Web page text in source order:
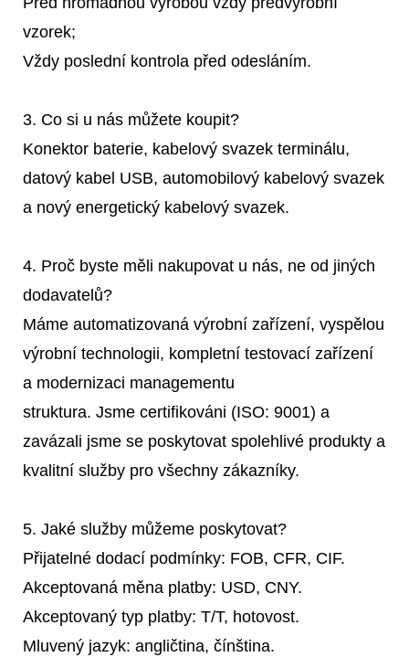
vzorek;
Vždy poslední kontrola před odesláním.
3. Co si u nás můžete koupit?
Konektor baterie, kabelový svazek terminálu,
datový kabel USB, automobilový kabelový svazek
a nový energetický kabelový svazek.
4. Proč byste měli nakupovat u nás, ne od jiných
dodavatelů?
Máme automatizovaná výrobní zařízení, vyspělou
výrobní technologii, kompletní testovací zařízení
a modernizaci managementu
struktura. Jsme certifikováni (ISO: 9001) a
zavázali jsme se poskytovat spolehlivé produkty a
kvalitní služby pro všechny zákazníky.
5. Jaké služby můžeme poskytovat?
Přijatelné dodací podmínky: FOB, CFR, CIF.
Akceptovaná měna platby: USD, CNY.
Akceptovaný typ platby: T/T, hotovost.
Mluvený jazyk: angličtina, čínština.